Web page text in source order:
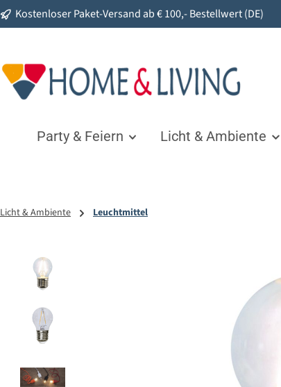
Zur Hauptnavigation springen
Kostenloser Paket-Versand ab € 100,- Bestellwert (DE)
Party & Feiern Licht & Ambiente
Licht & Ambiente Leuchtmittel
Bildergalerie überspringen